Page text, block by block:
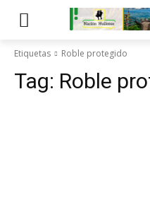
Etiquetas Roble protegido
Tag: Roble